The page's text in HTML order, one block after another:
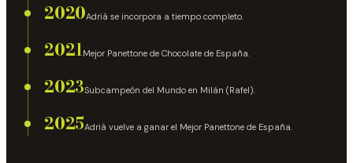
2020Adrià se incorpora a tiempo completo.
2021Mejor Panettone de Chocolate de España.
2023Subcampeón del Mundo en Milán (Rafel).
2025Adrià vuelve a ganar el Mejor Panettone de España.